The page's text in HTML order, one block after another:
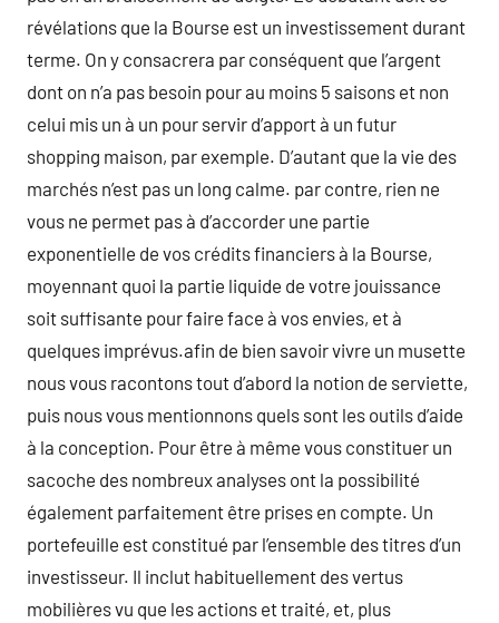
révélations que la Bourse est un investissement durant
terme. On y consacrera par conséquent que l’argent
dont on n’a pas besoin pour au moins 5 saisons et non
celui mis un à un pour servir d’apport à un futur
shopping maison, par exemple. D’autant que la vie des
marchés n’est pas un long calme. par contre, rien ne
vous ne permet pas à d’accorder une partie
exponentielle de vos crédits financiers à la Bourse,
moyennant quoi la partie liquide de votre jouissance
soit suffisante pour faire face à vos envies, et à
quelques imprévus.afin de bien savoir vivre un musette
nous vous racontons tout d’abord la notion de serviette,
puis nous vous mentionnons quels sont les outils d’aide
à la conception. Pour être à même vous constituer un
sacoche des nombreux analyses ont la possibilité
également parfaitement être prises en compte. Un
portefeuille est constitué par l’ensemble des titres d’un
investisseur. Il inclut habituellement des vertus
mobilières vu que les actions et traité, et, plus